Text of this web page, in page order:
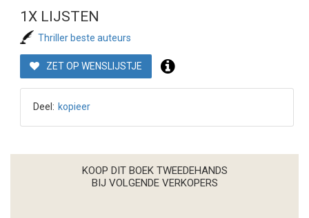
1X LIJSTEN
Thriller beste auteurs
ZET OP WENSLIJSTJE
Deel: kopieer
KOOP DIT BOEK TWEEDEHANDS
BIJ VOLGENDE VERKOPERS